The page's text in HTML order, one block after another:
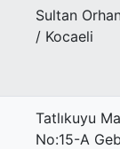
Sultan
/ Kocaeli
Tatlıkuyu
No:15-A